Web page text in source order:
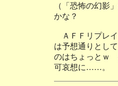
（「恐怖の幻影
かな？
ＡＦＦリプレイ
は予想通りとし
のはちょっとｗ
可哀想に……。